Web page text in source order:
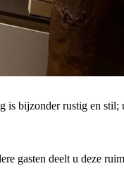
bijzonder rustig en stil;
gasten deelt u deze